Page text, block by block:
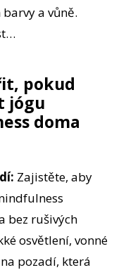
a vůně.
pokud
jógu
doma
Zajistěte, aby
bez rušivých
osvětlení, vonné
pozadí, která